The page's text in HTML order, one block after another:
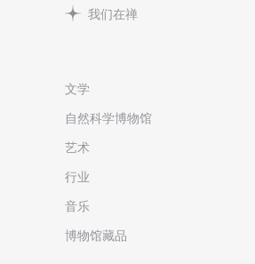
我们在禅
文学
自然科学博物馆
艺术
行业
音乐
博物馆藏品